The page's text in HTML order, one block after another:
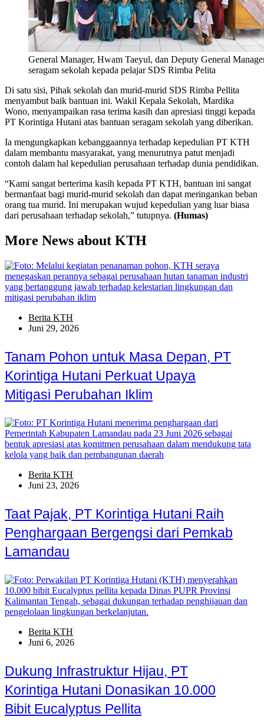
General Manager, Hwam Taeyul, dan Deputy General
seragam sekolah kepada pelajar SDS Rimba Pelita
Di satu sisi, Pihak sekolah dan murid-murid SDS Rimba Pellita
menyambut baik bantuan ini. Wakil Kepala Sekolah, Mardika
Wono, menyampaikan rasa terima kasih dan apresiasi tinggi kepada
PT Korintiga Hutani atas bantuan seragam sekolah yang diberikan.
Ia mengungkapkan kebanggaannya terhadap kepedulian PT KTH
dalam membantu masyarakat, yang menurutnya patut menjadi
contoh dalam hal kepedulian perusahaan terhadap dunia pendidikan.
“Kami sangat berterima kasih kepada PT KTH, bantuan ini sangat
bermanfaat bagi murid-murid sekolah dan dapat meringankan beban
orang tua murid. Ini merupakan wujud kepedulian yang luar biasa
dari perusahaan terhadap sekolah,” tutupnya. (Humas)
More News about KTH
Berita KTH
Juni 29, 2026
Tanam Pohon untuk Masa Depan, PT
Korintiga Hutani Perkuat Upaya
Mitigasi Perubahan Iklim
Berita KTH
Juni 23, 2026
Taat Pajak, PT Korintiga Hutani Raih
Penghargaan Bergengsi dari Pemkab
Lamandau
Berita KTH
Juni 6, 2026
Dukung Infrastruktur Hijau, PT
Korintiga Hutani Donasikan 10.000
Bibit Eucalyptus Pellita